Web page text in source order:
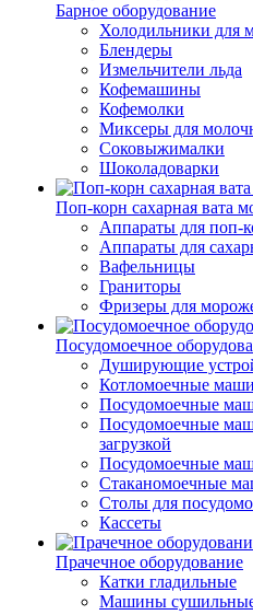
Барное оборудование
Холодильники для
Блендеры
Измельчители льда
Кофемашины
Кофемолки
Миксеры для
Соковыжималки
Шоколадоварки
Поп-корн сахарная вата
Аппараты для поп-
Аппараты для
Вафельницы
Граниторы
Фризеры для
Посудомоечное
Душирующие
Котломоечные
Посудомоечные
Посудомоечные
загрузкой
Посудомоечные
Стаканомоечные
Столы для
Кассеты
Прачечное оборудование
Катки гладильные
Машины сушильные